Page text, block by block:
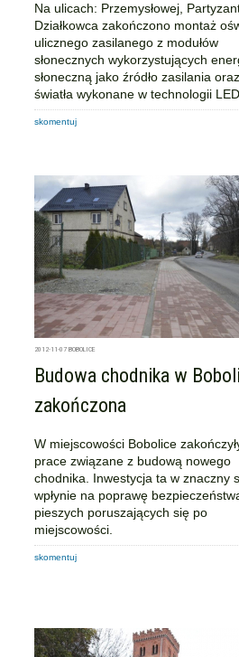
Na ulicach: Przemysłowej,
Działkowca zakończono montaż
ulicznego zasilanego z modułów
słonecznych wykorzystujących
słoneczną jako źródło zasilania
światła wykonane w technologii LED.
skomentuj
2012-11-07 BOBOLICE
Budowa chodnika w
zakończona
W miejscowości Bobolice
prace związane z budową nowego
chodnika. Inwestycja ta w znaczny
wpłynie na poprawę
pieszych poruszających się po
miejscowości.
skomentuj